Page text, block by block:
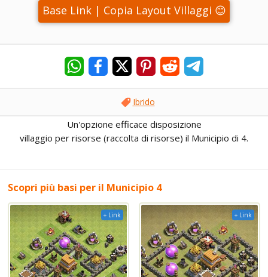
Base Link | Copia Layout Villaggi 😊
Ibrido
Un'opzione efficace disposizione
villaggio per risorse (raccolta di risorse) il Municipio di 4.
Scopri più basi per il Municipio 4
+ Link + Link